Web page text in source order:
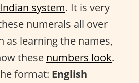
Indian system. It is very
numerals all over
as learning the names,
these numbers look.
format: English